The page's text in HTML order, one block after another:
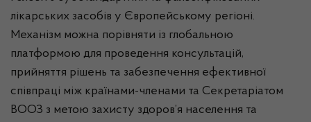
лікарських засобів у Європейському регіоні.
Механізм можна порівняти із глобальною
платформою для проведення консультацій,
прийняття рішень та забезпечення ефективної
співпраці між країнами-членами та Секретаріатом
ВООЗ з метою захисту здоров’я населення та